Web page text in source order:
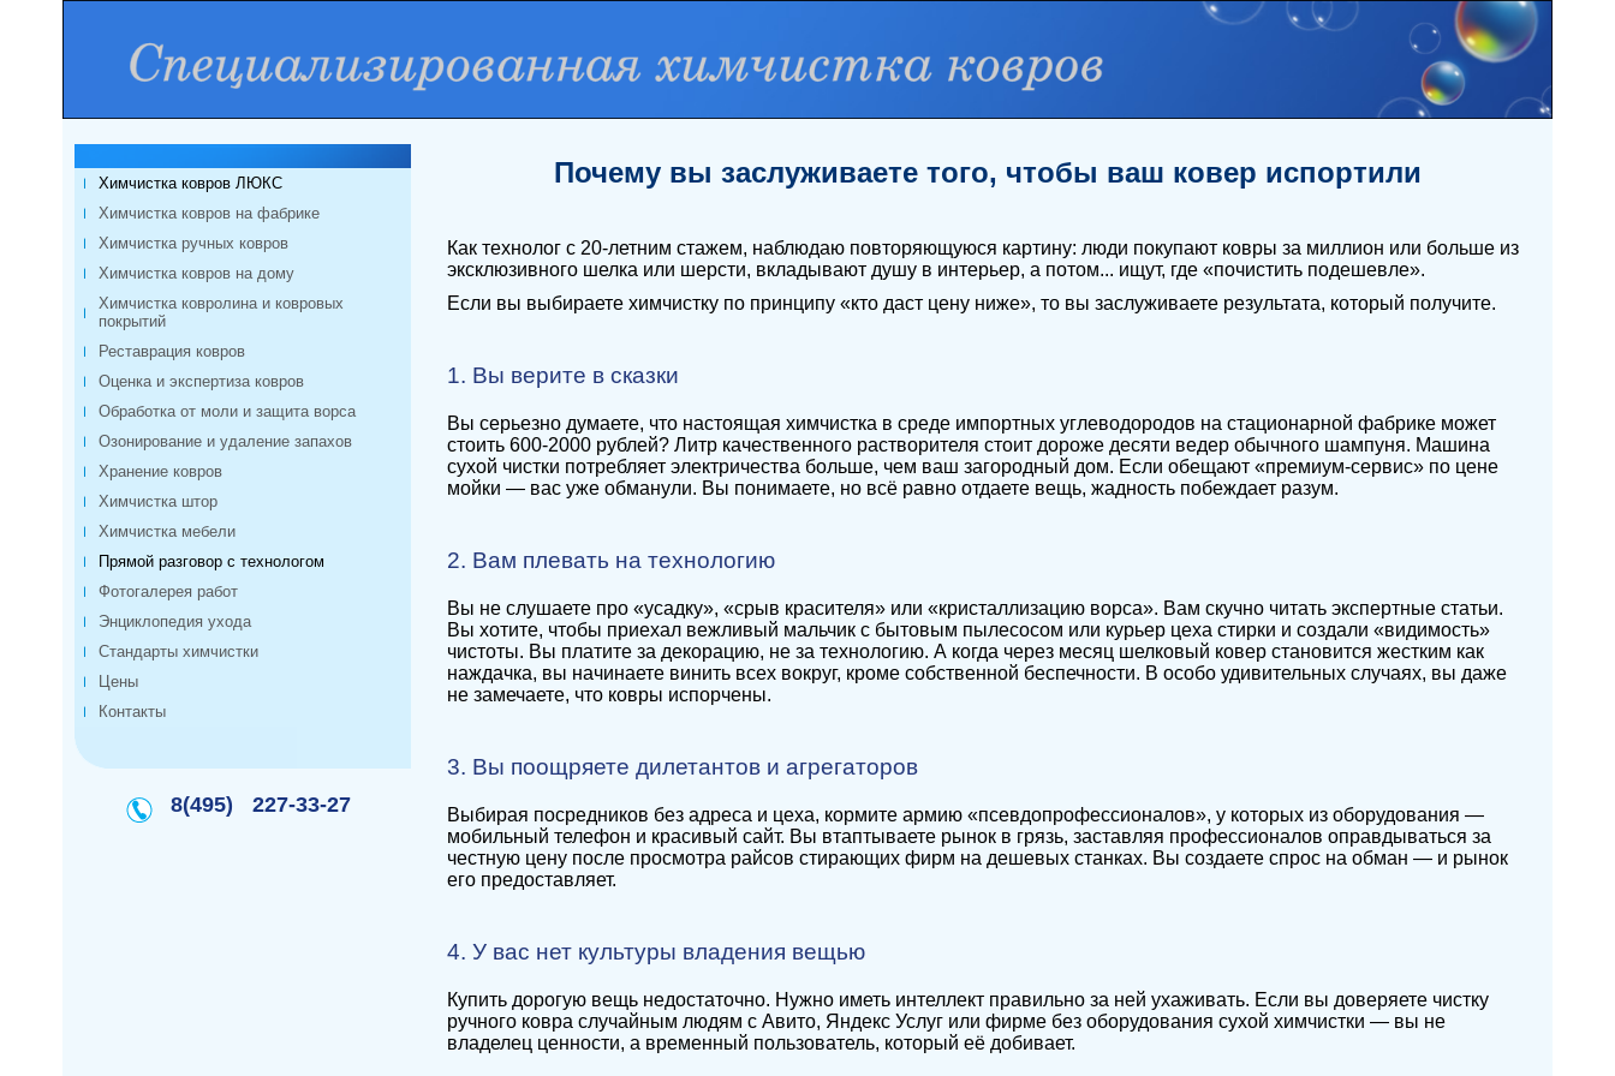
Химчистка ковров ЛЮКС
Химчистка ковров на фабрике
Химчистка ручных ковров
Химчистка ковров на дому
Химчистка ковролина и ковровых
покрытий
Реставрация ковров
Оценка и экспертиза ковров
Обработка от моли и защита ворса
Озонирование и удаление запахов
Хранение ковров
Химчистка штор
Химчистка мебели
Прямой разговор с технологом
Фотогалерея работ
Энциклопедия ухода
Стандарты химчистки
Цены
Контакты
8(495) 227-33-27
Почему вы заслуживаете того, чтобы ваш ковер испортили
Как технолог с 20-летним стажем, наблюдаю повторяющуюся картину: люди покупают ковры за миллион или больше из
эксклюзивного шелка или шерсти, вкладывают душу в интерьер, а потом... ищут, где «почистить подешевле».
Если вы выбираете химчистку по принципу «кто даст цену ниже», то вы заслуживаете результата, который получите.
1. Вы верите в сказки
Вы серьезно думаете, что настоящая химчистка в среде импортных углеводородов на стационарной фабрике может
стоить 600-2000 рублей? Литр качественного растворителя стоит дороже десяти ведер обычного шампуня. Машина
сухой чистки потребляет электричества больше, чем ваш загородный дом. Если обещают «премиум-сервис» по цене
мойки — вас уже обманули. Вы понимаете, но всё равно отдаете вещь, жадность побеждает разум.
2. Вам плевать на технологию
Вы не слушаете про «усадку», «срыв красителя» или «кристаллизацию ворса». Вам скучно читать экспертные статьи.
Вы хотите, чтобы приехал вежливый мальчик с бытовым пылесосом или курьер цеха стирки и создали «видимость»
чистоты. Вы платите за декорацию, не за технологию. А когда через месяц шелковый ковер становится жестким как
наждачка, вы начинаете винить всех вокруг, кроме собственной беспечности. В особо удивительных случаях, вы даже
не замечаете, что ковры испорчены.
3. Вы поощряете дилетантов и агрегаторов
Выбирая посредников без адреса и цеха, кормите армию «псевдопрофессионалов», у которых из оборудования —
мобильный телефон и красивый сайт. Вы втаптываете рынок в грязь, заставляя профессионалов оправдываться за
честную цену после просмотра райсов стирающих фирм на дешевых станках. Вы создаете спрос на обман — и рынок
его предоставляет.
4. У вас нет культуры владения вещью
Купить дорогую вещь недостаточно. Нужно иметь интеллект правильно за ней ухаживать. Если вы доверяете чистку
ручного ковра случайным людям с Авито, Яндекс Услуг или фирме без оборудования сухой химчистки — вы не
владелец ценности, а временный пользователь, который её добивает.